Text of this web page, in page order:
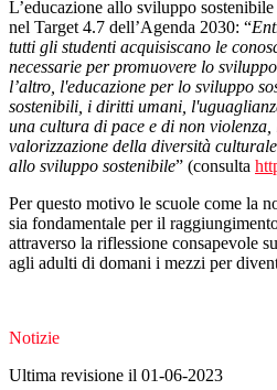
L’educazione allo sviluppo
nel Target 4.7 dell’Agenda 2030: “
tutti gli studenti acquisiscano le
necessarie per promuovere lo
l’altro, l'educazione per lo sviluppo
sostenibili, i diritti umani,
una cultura di pace e di non
valorizzazione della diversità
allo sviluppo sostenibile” (consulta
Per questo motivo le scuole come la
sia fondamentale per il
attraverso la riflessione consapevole
agli adulti di domani i mezzi per
Notizie
Ultima revisione il 01-06-2023